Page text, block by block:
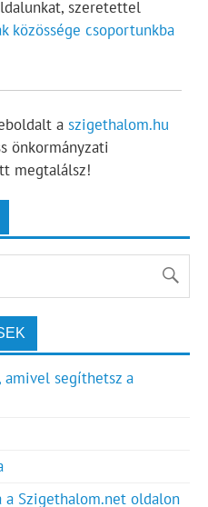
szeretettel
közössége csoportunkba
a szigethalom.hu
önkormányzati
megtalálsz!
amivel segíthetsz a
a Szigethalom.net oldalon